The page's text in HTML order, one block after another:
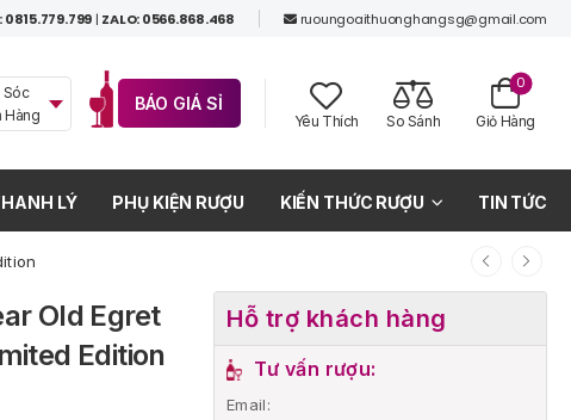
0815.779.799 | ZALO: 0566.868.468 ruoungoaithuonghangsg@gmail.com
BÁO GIÁ SỈ
Sóc
Hàng
Yêu Thích So Sánh Giỏ Hàng
0
LÝ PHỤ KIỆN RƯỢU KIẾN THỨC RƯỢU TIN TỨC
Hỗ trợ khách hàng
Tư vấn rượu:
Email:
Old Egret
Edition